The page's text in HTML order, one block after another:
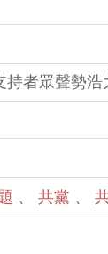
持者眾聲勢浩
、 共黨 、